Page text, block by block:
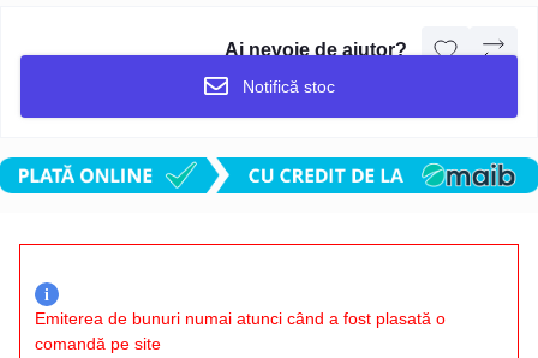
Ai nevoie de ajutor?
Notifică stoc
i
Emiterea de bunuri numai atunci când a fost plasată o
comandă pe site